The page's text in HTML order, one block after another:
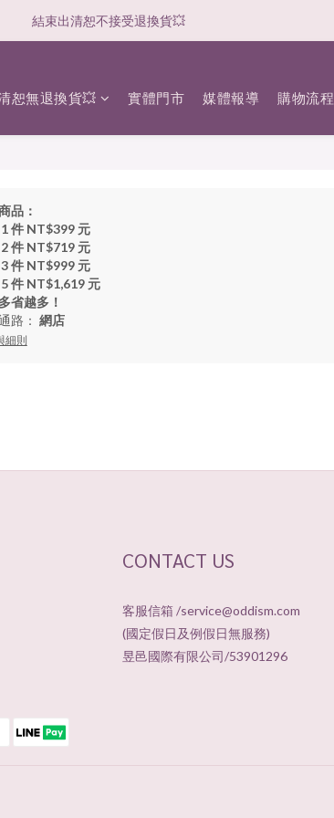
結束出清恕不接受退換貨💥
恕無退換貨💥 實體門市 媒體報導 購物流程
品：
件 NT$399 元
件 NT$719 元
件 NT$999 元
件 NT$1,619 元
省越多！
路： 網店
細則
CONTACT US
客服信箱 /service@oddism.com
(國定假日及例假日無服務)
昱邑國際有限公司/53901296